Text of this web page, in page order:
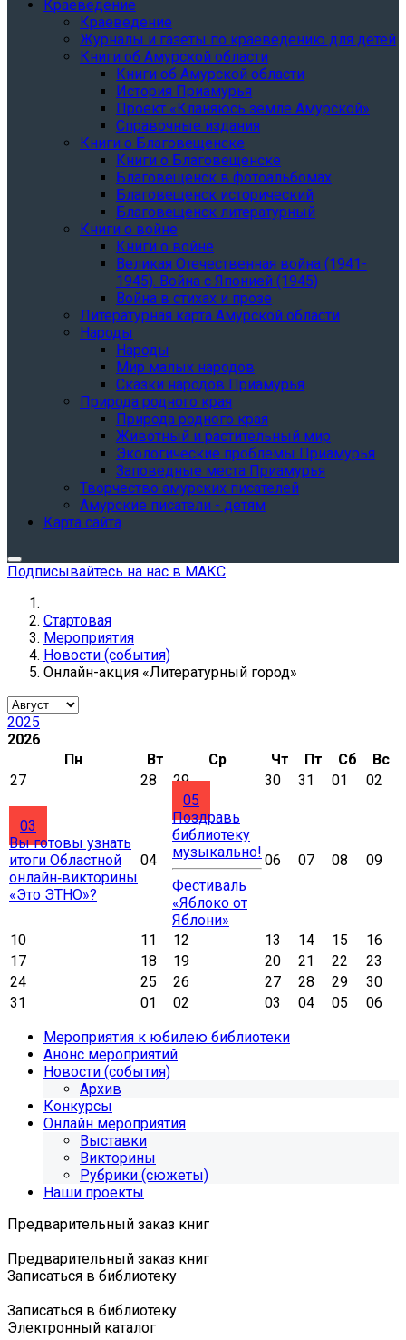
Краеведение
Краеведение
Журналы и газеты по краеведению для детей
Книги об Амурской области
Книги об Амурской области
История Приамурья
Проект «Кланяюсь земле Амурской»
Справочные издания
Книги о Благовещенске
Книги о Благовещенске
Благовещенск в фотоальбомах
Благовещенск исторический
Благовещенск литературный
Книги о войне
Книги о войне
Великая Отечественная война (1941-
1945). Война с Японией (1945)
Война в стихах и прозе
Литературная карта Амурской области
Народы
Народы
Мир малых народов
Сказки народов Приамурья
Природа родного края
Природа родного края
Животный и растительный мир
Экологические проблемы Приамурья
Заповедные места Приамурья
Творчество амурских писателей
Амурские писатели - детям
Карта сайта
Подписывайтесь на нас в МАКС
Стартовая
Мероприятия
Новости (события)
Онлайн-акция «Литературный город»
2025
2026
Пн
Вт Ср Чт Пт Сб
Вс
27
28 29 30 31 01 02
03
Вы готовы узнать
итоги Областной
онлайн‑викторины
«Это ЭТНО»?
04
05
Поздравь
библиотеку
музыкально!
Фестиваль
«Яблоко от
Яблони»
06 07 08 09
10 11 12 13 14 15
16
17
18 19 20 21 22
23
24
25 26 27 28 29
30
31
01 02 03 04 05
06
Мероприятия к юбилею библиотеки
Анонс мероприятий
Новости (события)
Архив
Конкурсы
Онлайн мероприятия
Выставки
Викторины
Рубрики (сюжеты)
Наши проекты
Предварительный заказ книг
Предварительный заказ книг
Записаться в библиотеку
Записаться в библиотеку
Электронный каталог